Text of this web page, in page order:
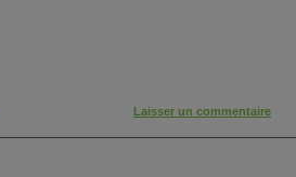
Laisser un commentaire